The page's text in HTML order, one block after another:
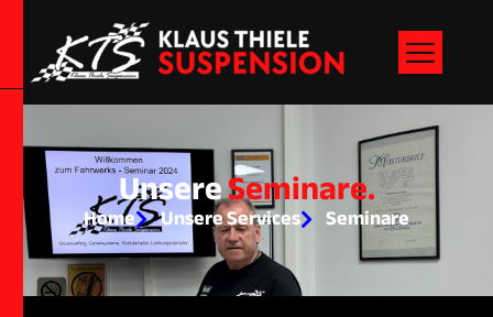
UnsereSeminare.
Home Unsere Services Seminare